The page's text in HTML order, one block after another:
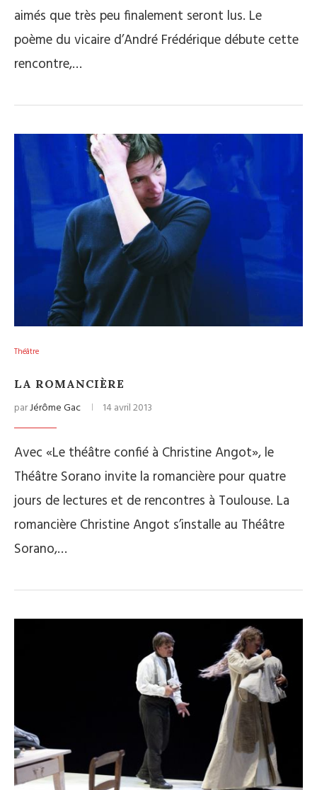
aimés que très peu finalement seront lus. Le
poème du vicaire d’André Frédérique débute cette
rencontre,…
Théâtre
LA ROMANCIÈRE
parJérôme Gac 14 avril 2013
Avec «Le théâtre confié à Christine Angot», le
Théâtre Sorano invite la romancière pour quatre
jours de lectures et de rencontres à Toulouse. La
romancière Christine Angot s’installe au Théâtre
Sorano,…